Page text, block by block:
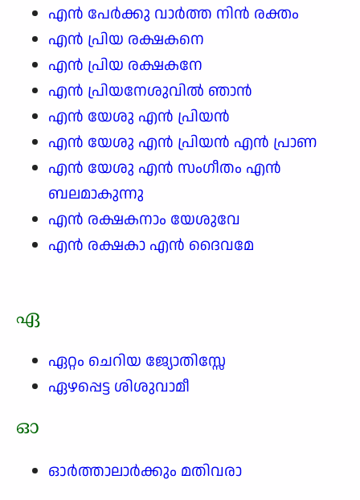
എൻ പേർക്കു വാർത്ത നിൻ രക്തം
എൻ പ്രിയ രക്ഷകനെ
എൻ പ്രിയ രക്ഷകനേ
എൻ പ്രിയനേശുവിൽ ഞാൻ
എൻ യേശു എൻ പ്രിയൻ
എൻ യേശു എൻ പ്രിയൻ എൻ പ്രാണ
എൻ യേശു എൻ സംഗീതം എൻ
ബലമാകുന്നു
എൻ രക്ഷകനാം യേശുവേ
എൻ രക്ഷകാ എൻ ദൈവമേ
ഏ
ഏറ്റം ചെറിയ ജ്യോതിസ്സേ
ഏഴപ്പെട്ട ശിശുവാമീ
ഓ
ഓർത്താലാർക്കും മതിവരാ